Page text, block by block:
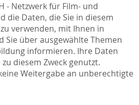
- Netzwerk für Film- und
die Daten, die Sie in diesem
verwenden, mit Ihnen in
Sie über ausgewählte Themen
informieren. Ihre Daten
diesem Zweck genutzt.
Weitergabe an unberechtigte